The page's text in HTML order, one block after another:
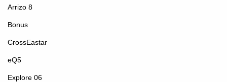
Arrizo 8
Bonus
CrossEastar
eQ5
Explore 06